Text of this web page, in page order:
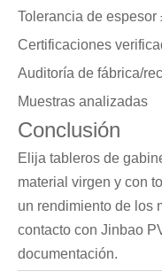
Tolerancia de espesor
Certificaciones
Auditoría de fábrica/
Muestras analizadas
Conclusión
Elija tableros de
material virgen y con
un rendimiento de los
contacto con Jinbao
documentación.